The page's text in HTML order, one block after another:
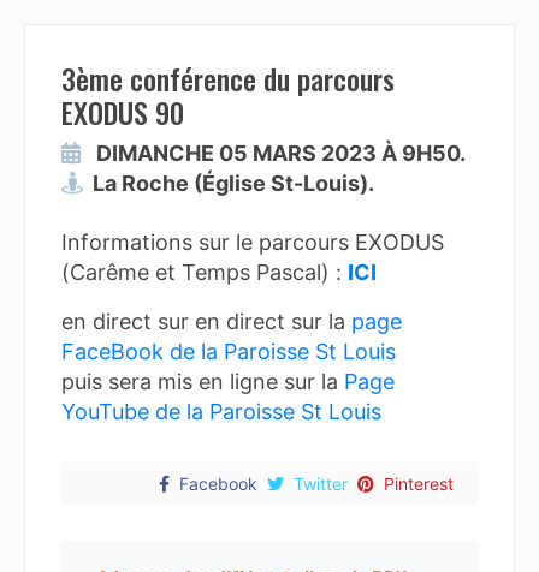
3ème conférence du parcours
EXODUS 90
DIMANCHE 05 MARS 2023 À 9H50.
La Roche (Église St-Louis).
Informations sur le parcours EXODUS
(Carême et Temps Pascal) : ICI
en direct sur en direct sur la page
FaceBook de la Paroisse St Louis
puis sera mis en ligne sur la Page
YouTube de la Paroisse St Louis
Facebook Twitter Pinterest